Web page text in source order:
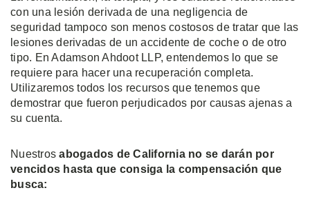
con una lesión derivada de una negligencia de
seguridad tampoco son menos costosos de tratar que las
lesiones derivadas de un accidente de coche o de otro
tipo. En Adamson Ahdoot LLP, entendemos lo que se
requiere para hacer una recuperación completa.
Utilizaremos todos los recursos que tenemos que
demostrar que fueron perjudicados por causas ajenas a
su cuenta.
Nuestrosabogados de California no se darán por
vencidos hasta que consiga la compensación que
busca: